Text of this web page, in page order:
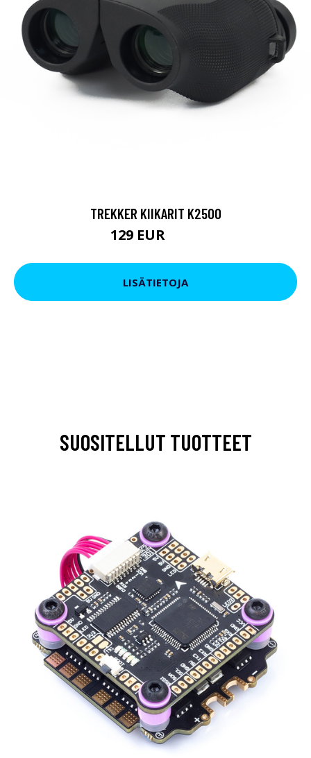
TREKKER KIIKARIT K2500
129 EUR
LISÄTIETOJA
SUOSITELLUT TUOTTEET